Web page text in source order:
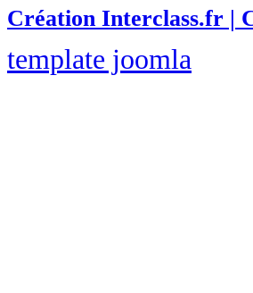
Création Interclass.fr |
template joomla